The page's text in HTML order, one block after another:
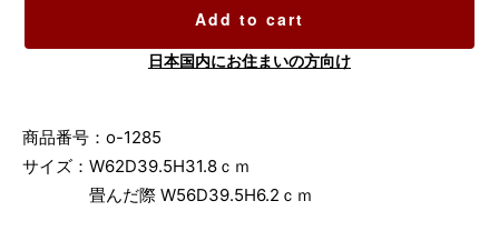
Add to cart
日本国内にお住まいの方向け
商品番号：o-1285
サイズ：W62D39.5H31.8ｃｍ
畳んだ際 W56D39.5H6.2ｃｍ